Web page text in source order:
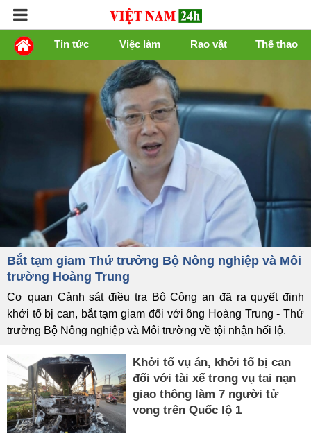
Tin tức Việc làm Rao vặt Thể thao
Bắt tạm giam Thứ trưởng Bộ Nông nghiệp và Môi
trường Hoàng Trung
Cơ quan Cảnh sát điều tra Bộ Công an đã ra quyết định
khởi tố bị can, bắt tạm giam đối với ông Hoàng Trung - Thứ
trưởng Bộ Nông nghiệp và Môi trường về tội nhận hối lộ.
Khởi tố vụ án, khởi tố bị can
đối với tài xế trong vụ tai nạn
giao thông làm 7 người tử
vong trên Quốc lộ 1